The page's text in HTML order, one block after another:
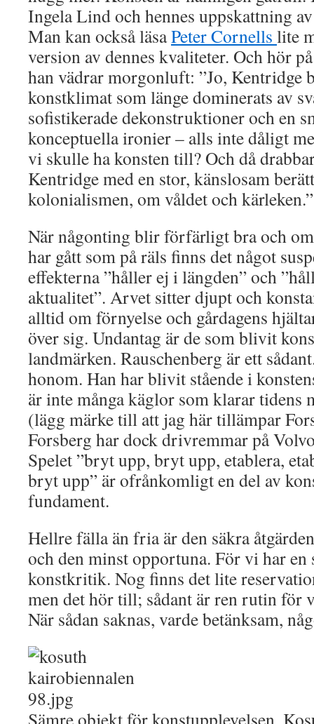
Ingela Lind och hennes uppskattning
Man kan också läsaPeter Cornells lite
version av dennes kvaliteter. Och hör
han vädrar morgonluft: ”Jo, Kentridge
konstklimat som länge dominerats av
sofistikerade dekonstruktioner och en
konceptuella ironier – alls inte dåligt
vi skulle ha konsten till? Och då
Kentridge med en stor, känslosam
kolonialismen, om våldet och kärleken.”
När någonting blir förfärligt bra och
har gått som på räls finns det något
effekterna ”håller ej i längden” och
aktualitet”. Arvet sitter djupt och
alltid om förnyelse och gårdagens
över sig. Undantag är de som blivit
landmärken. Rauschenberg är ett
honom. Han har blivit stående i
är inte många käglor som klarar tidens
(lägg märke till att jag här tillämpar
Forsberg har dock drivremmar på
Spelet ”bryt upp, bryt upp, etablera,
bryt upp” är ofrånkomligt en del av
fundament.
Hellre fälla än fria är den säkra
och den minst opportuna. För vi har
konstkritik. Nog finns det lite
men det hör till; sådant är ren rutin för
När sådan saknas, varde betänksam,
Sämre objekt för konstupplevelsen,